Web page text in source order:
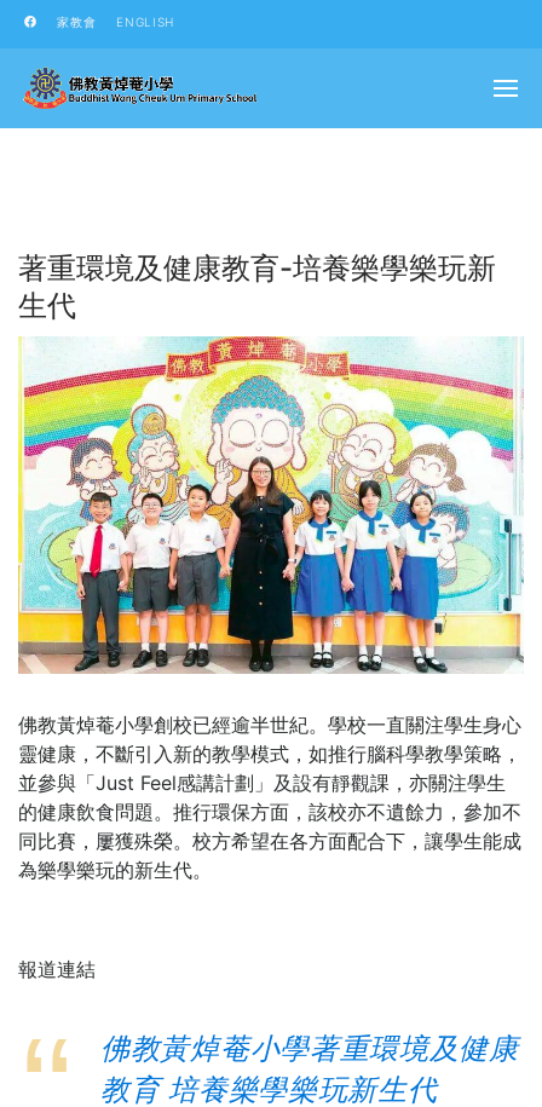
家教會 ENGLISH
著重環境及健康教育-培養樂學樂玩新
生代
佛教黃焯菴小學創校已經逾半世紀。學校一直關注學生身心
靈健康，不斷引入新的教學模式，如推行腦科學教學策略，
並參與「Just Feel感講計劃」及設有靜觀課，亦關注學生
的健康飲食問題。推行環保方面，該校亦不遺餘力，參加不
同比賽，屢獲殊榮。校方希望在各方面配合下，讓學生能成
為樂學樂玩的新生代。
報道連結
佛教黃焯菴小學著重環境及健康
教育 培養樂學樂玩新生代